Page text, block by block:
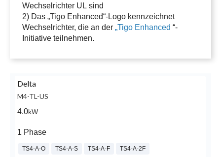
Wechselrichter UL sind
2) Das „Tigo Enhanced“-Logo kennzeichnet
Wechselrichter, die an der „Tigo Enhanced “-
Initiative teilnehmen.
Delta
M4-TL-US
4.0kW
1 Phase
TS4-A-O TS4-A-S TS4-A-F TS4-A-2F